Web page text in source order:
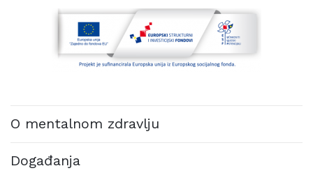
O mentalnom zdravlju
Događanja